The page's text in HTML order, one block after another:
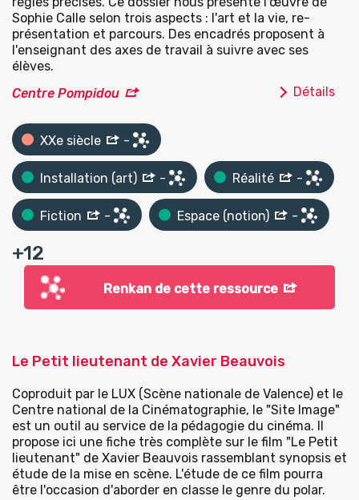
Sophie Calle selon trois aspects : l'art et la vie, re-
présentation et parcours. Des encadrés proposent à
l'enseignant des axes de travail à suivre avec ses
élèves.
Centre Pompidou
Détails
XXe siècle -
Installation (art) - Réalité -
Fiction - Espace (notion) -
+12
Renkan de cette ressource
Le Petit lieutenant de Xavier Beauvois
Coproduit par le LUX (Scène nationale de Valence) et le
Centre national de la Cinématographie, le "Site Image"
est un outil au service de la pédagogie du cinéma. Il
propose ici une fiche très complète sur le film "Le Petit
lieutenant" de Xavier Beauvois rassemblant synopsis et
étude de la mise en scène. L'étude de ce film pourra
être l'occasion d'aborder en classe le genre du polar.